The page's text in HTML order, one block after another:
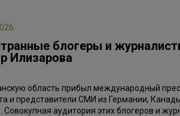
блогеры и
Илизарова
область прибыл международный
и представители СМИ из Германии,
Совокупная аудитория этих блогеров и